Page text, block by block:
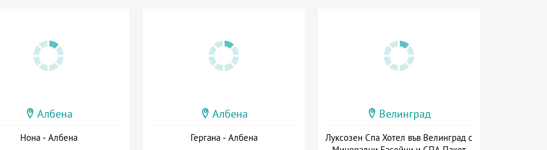
Албена
Нона - Албена
Албена
Гергана - Албена
Велинград
Луксозен Спа Хотел във Велинград с